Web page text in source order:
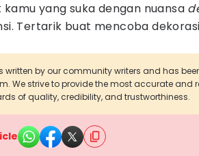
kamu yang suka dengan nuansa
Tertarik buat mencoba
written by our community writers and has
We strive to provide the most accurate and
of quality, credibility, and trustworthiness.